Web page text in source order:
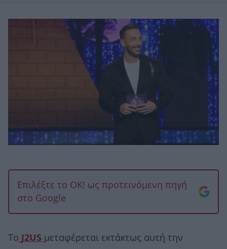
Επιλέξτε το OK! ως προτεινόμενη πηγή
στο Google
Το J2US μεταφέρεται εκτάκτως αυτή την